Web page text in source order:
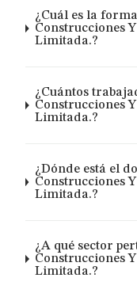
¿Cuál es la
Construcciones
Limitada.?
¿Cuántos
Construcciones
Limitada.?
¿Dónde está el
Construcciones
Limitada.?
¿A qué sector
Construcciones
Limitada.?